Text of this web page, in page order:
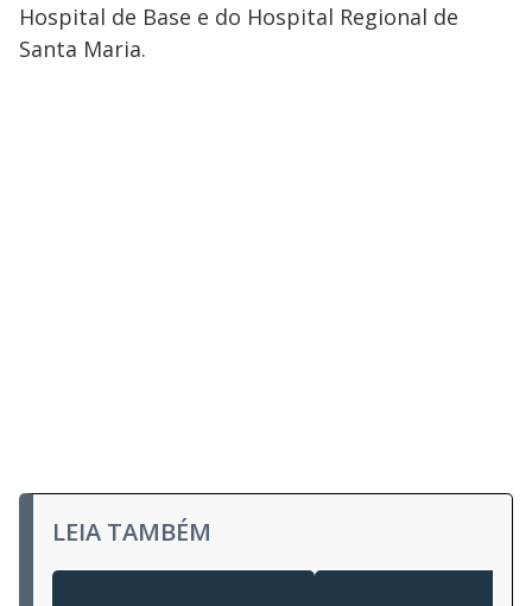
Hospital de Base e do Hospital Regional de
Santa Maria.
LEIA TAMBÉM